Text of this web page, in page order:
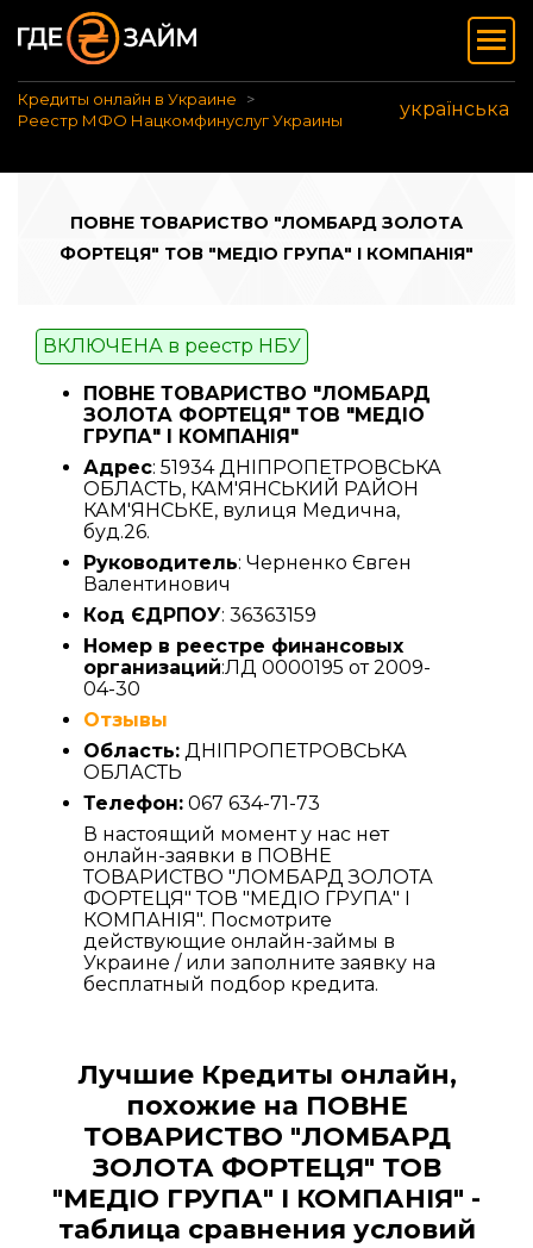
Кредиты онлайн в Украине
Реестр МФО Нацкомфинуслуг Украины
українська
ПОВНЕ ТОВАРИСТВО "ЛОМБАРД ЗОЛОТА
ФОРТЕЦЯ" ТОВ "МЕДІО ГРУПА" І КОМПАНІЯ"
ВКЛЮЧЕНА в реестр НБУ
ПОВНЕ ТОВАРИСТВО "ЛОМБАРД
ЗОЛОТА ФОРТЕЦЯ" ТОВ "МЕДІО
ГРУПА" І КОМПАНІЯ"
Адрес: 51934 ДНІПРОПЕТРОВСЬКА
ОБЛАСТЬ, КАМ'ЯНСЬКИЙ РАЙОН
КАМ'ЯНСЬКЕ, вулиця Медична,
буд.26.
Руководитель: Черненко Євген
Валентинович
Код ЄДРПОУ: 36363159
Номер в реестре финансовых
организаций:ЛД 0000195 от 2009-
04-30
Отзывы
Область: ДНІПРОПЕТРОВСЬКА
ОБЛАСТЬ
Телефон: 067 634-71-73
В настоящий момент у нас нет
онлайн-заявки в ПОВНЕ
ТОВАРИСТВО "ЛОМБАРД ЗОЛОТА
ФОРТЕЦЯ" ТОВ "МЕДІО ГРУПА" І
КОМПАНІЯ". Посмотрите
действующие онлайн-займы в
Украине / или заполните заявку на
бесплатный подбор кредита.
Лучшие Кредиты онлайн,
похожие на ПОВНЕ
ТОВАРИСТВО "ЛОМБАРД
ЗОЛОТА ФОРТЕЦЯ" ТОВ
"МЕДІО ГРУПА" І КОМПАНІЯ" -
таблица сравнения условий